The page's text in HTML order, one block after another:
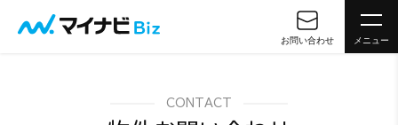
お問い合わせ メニュー
CONTACT